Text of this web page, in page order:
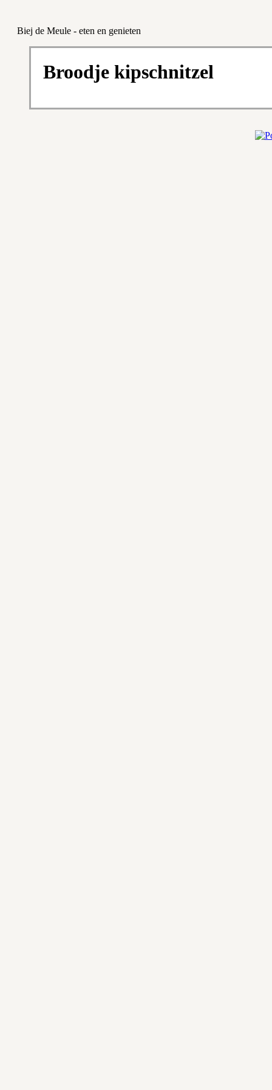
Biej de Meule - eten en genieten
Broodje kipschnitzel